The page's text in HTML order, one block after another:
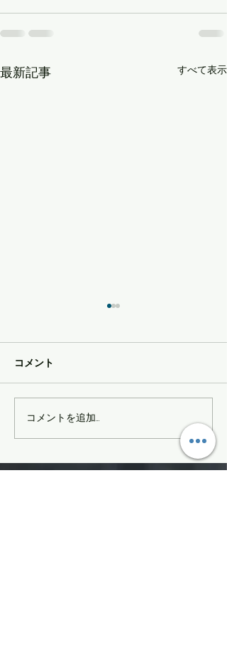
最新記事 すべて表示
MOMENTサマーセール
コメント
コメントを追加…